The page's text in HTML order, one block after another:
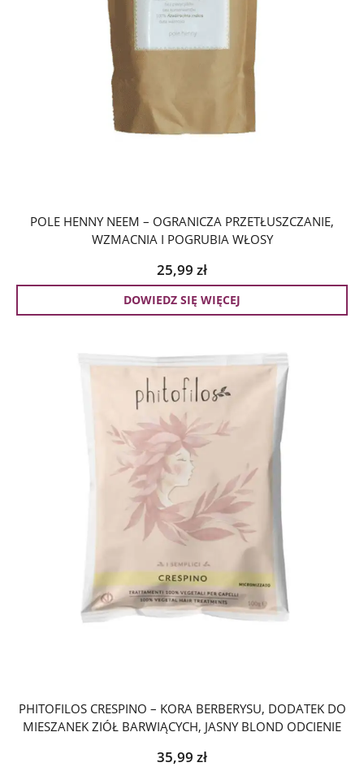
POLE HENNY NEEM – OGRANICZA PRZETŁUSZCZANIE,
WZMACNIA I POGRUBIA WŁOSY
25,99 zł
DOWIEDZ SIĘ WIĘCEJ
PHITOFILOS CRESPINO – KORA BERBERYSU, DODATEK DO
MIESZANEK ZIÓŁ BARWIĄCYCH, JASNY BLOND ODCIENIE
35,99 zł